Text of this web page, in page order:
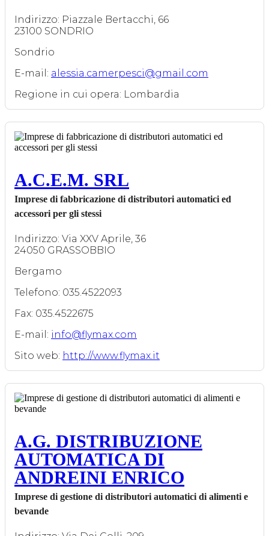
Indirizzo: Piazzale Bertacchi, 66
23100 SONDRIO
Sondrio
E-mail: alessia.camerpesci@gmail.com
Regione in cui opera: Lombardia
A.C.E.M. SRL
Imprese di fabbricazione di distributori automatici ed
accessori per gli stessi
Indirizzo: Via XXV Aprile, 36
24050 GRASSOBBIO
Bergamo
Telefono: 035.4522093
Fax: 035.4522675
E-mail: info@flymax.com
Sito web: http://www.flymax.it
A.G. DISTRIBUZIONE
AUTOMATICA DI
ANDREINI ENRICO
Imprese di gestione di distributori automatici di alimenti e
bevande